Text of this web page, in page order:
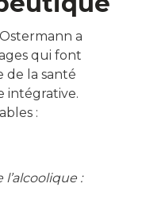
a
qui font
de la santé
intégrative.
:
: